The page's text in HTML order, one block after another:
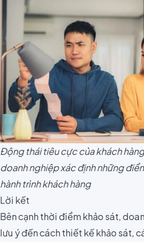
Động thái tiêu cực của khách
doanh nghiệp xác định những
hành trình khách hàng
Lời kết
Bên cạnh thời điểm khảo sát,
lưu ý đến cách thiết kế khảo sát,